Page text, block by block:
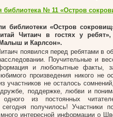
библиотека № 11 «Остров
библиотеки «Остров
Читаич в гостях у
и Карлсон».
появился перед ребятами в
Поучительные и
и любопытные факты,
произведения никого не
участников не осталось
поддержке, любви и
из постоянных
получилось! Участники
интересной информации о